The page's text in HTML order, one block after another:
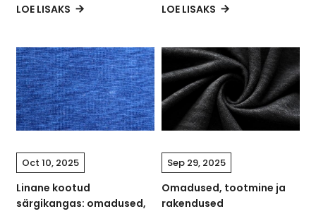
sulam tekstiilis
LOE LISAKS
tootmine ja jõudlus
LOE LISAKS
Oct 10, 2025
Linane kootud
särgikangas: omadused,
Sep 29, 2025
Omadused, tootmine ja
rakendused